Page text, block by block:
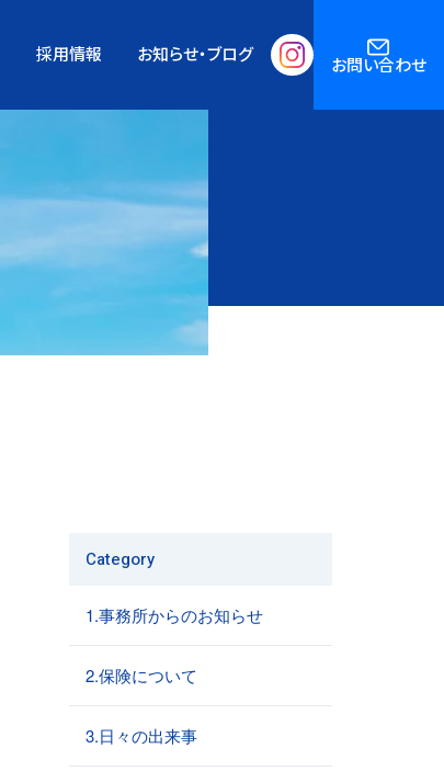
採用情報 お知らせ・ブログ お問い合わせ
Category
1.事務所からのお知らせ
2.保険について
3.日々の出来事